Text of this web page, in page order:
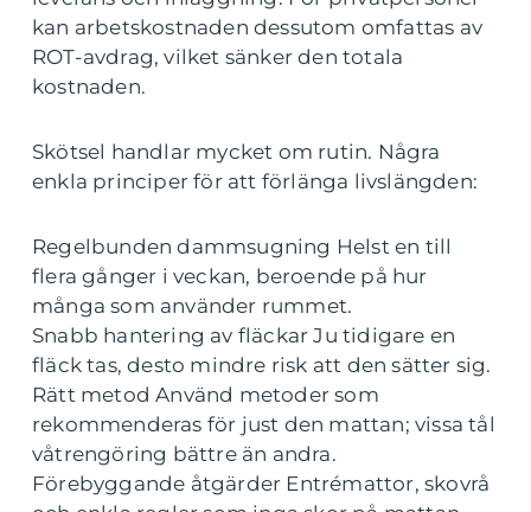
kan arbetskostnaden dessutom omfattas av
ROT-avdrag, vilket sänker den totala
kostnaden.
Skötsel handlar mycket om rutin. Några
enkla principer för att förlänga livslängden:
Regelbunden dammsugning Helst en till
flera gånger i veckan, beroende på hur
många som använder rummet.
Snabb hantering av fläckar Ju tidigare en
fläck tas, desto mindre risk att den sätter sig.
Rätt metod Använd metoder som
rekommenderas för just den mattan; vissa tål
våtrengöring bättre än andra.
Förebyggande åtgärder Entrémattor, skovrå